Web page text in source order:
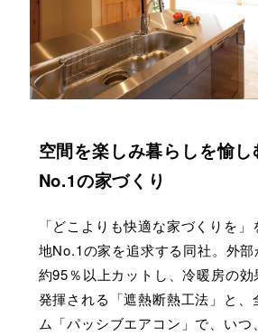
空間を楽しみ暮らしを愉
No.1の家づくり
「どこよりも快適な家づくりを
地No.1の家を追求する同社。外
約95％以上カットし、冷暖房の効
発揮される「遮熱断熱工法」と、
ム「パッシブエアコン」で、いつ